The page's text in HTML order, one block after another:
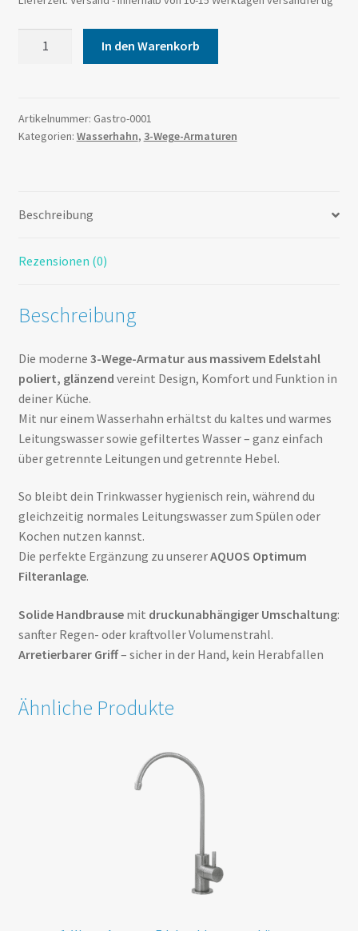
In den Warenkorb
Artikelnummer: Gastro-0001
Kategorien: Wasserhahn, 3-Wege-Armaturen
Beschreibung
Rezensionen (0)
Beschreibung
Die moderne 3-Wege-Armatur aus massivem Edelstahl
poliert, glänzend vereint Design, Komfort und Funktion in
deiner Küche.
Mit nur einem Wasserhahn erhältst du kaltes und warmes
Leitungswasser sowie gefiltertes Wasser – ganz einfach
über getrennte Leitungen und getrennte Hebel.
So bleibt dein Trinkwasser hygienisch rein, während du
gleichzeitig normales Leitungswasser zum Spülen oder
Kochen nutzen kannst.
Die perfekte Ergänzung zu unsererAQUOS Optimum
Filteranlage.
Solide Handbrausemit druckunabhängiger Umschaltung:
sanfter Regen- oder kraftvoller Volumenstrahl.
Arretierbarer Griff– sicher in der Hand, kein Herabfallen
Ähnliche Produkte